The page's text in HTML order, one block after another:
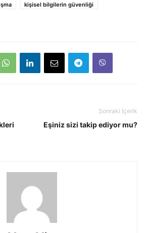
kişisel bilgilerin güvenliği
Sonraki İçerik
Eşiniz sizi takip ediyor mu?